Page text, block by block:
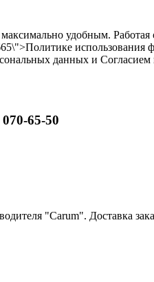
удобным.
использования
данных и
65-50
"Carum". Доставка